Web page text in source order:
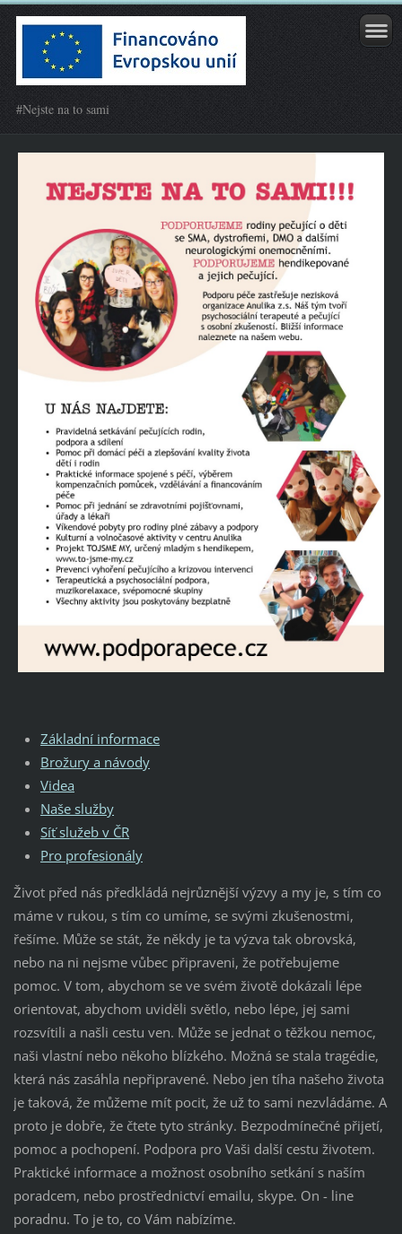
#Nejste na to sami
Základní informace
Brožury a návody
Videa
Naše služby
Síť služeb v ČR
Pro profesionály
Život před nás předkládá nejrůznější výzvy a my je, s tím co
máme v rukou, s tím co umíme, se svými zkušenostmi,
řešíme. Může se stát, že někdy je ta výzva tak obrovská,
nebo na ni nejsme vůbec připraveni, že potřebujeme
pomoc. V tom, abychom se ve svém životě dokázali lépe
orientovat, abychom uviděli světlo, nebo lépe, jej sami
rozsvítili a našli cestu ven. Může se jednat o těžkou nemoc,
naši vlastní nebo někoho blízkého. Možná se stala tragédie,
která nás zasáhla nepřipravené. Nebo jen tíha našeho života
je taková, že můžeme mít pocit, že už to sami nezvládáme. A
proto je dobře, že čtete tyto stránky. Bezpodmínečné přijetí,
pomoc a pochopení. Podpora pro Vaši další cestu životem.
Praktické informace a možnost osobního setkání s naším
poradcem, nebo prostřednictví emailu, skype. On - line
poradnu. To je to, co Vám nabízíme.